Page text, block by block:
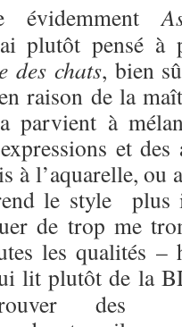
évidemment
plutôt pensé
des chats, bien
raison de la
parvient à
et des
à l’aquarelle, ou
le style plus
de trop me
les qualités –
lit plutôt de la
des